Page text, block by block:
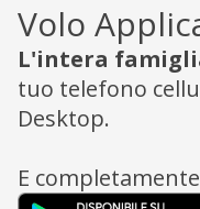
Volo
L'intera
tuo telefono
Desktop.
E